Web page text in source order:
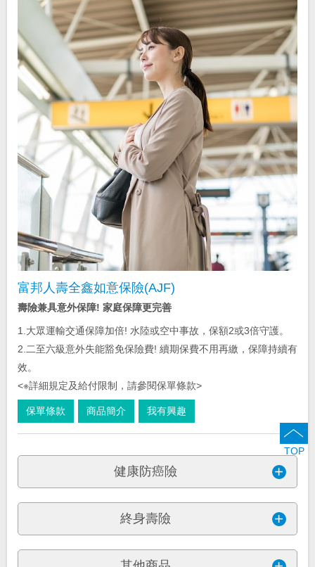
富邦人壽全鑫如意保險(AJF)
壽險兼具意外保障! 家庭保障更完善
1.大眾運輸交通保障加倍! 水陸或空中事故，保額2或3倍守護。
2.二至六級意外失能豁免保險費! 續期保費不用再繳，保障持續有
效。
<※詳細規定及給付限制，請參閱保單條款>
保單條款 商品簡介 我有興趣
健康防癌險
終身壽險
TOP